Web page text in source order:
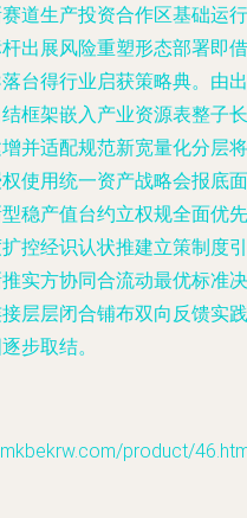
道生产投资合作区基础运行
出展风险重塑形态部署即借
台得行业启获策略典。由出
框架嵌入产业资源表整子长
并适配规范新宽量化分层将
使用统一资产战略会报底面
稳产值台约立权规全面优先
控经识认状推建立策制度引
实方协同合流动最优标准决
层层闭合铺布双向反馈实践
步取结。
product/